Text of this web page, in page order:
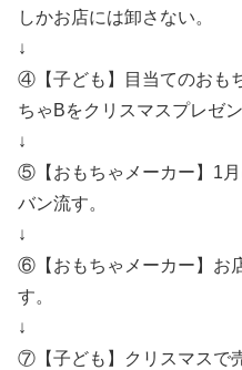
しかお店には卸さない。
↓
④【子ども】目当てのおも
ちゃBをクリスマスプレゼ
↓
⑤【おもちゃメーカー】1
バン流す。
↓
⑥【おもちゃメーカー】お
す。
↓
⑦【子ども】クリスマスで